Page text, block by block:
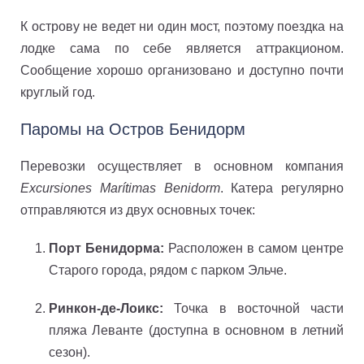
К острову не ведет ни один мост, поэтому поездка на
лодке сама по себе является аттракционом.
Сообщение хорошо организовано и доступно почти
круглый год.
Паромы на Остров Бенидорм
Перевозки осуществляет в основном компания
Excursiones Marítimas Benidorm. Катера регулярно
отправляются из двух основных точек:
Порт Бенидорма: Расположен в самом центре
Старого города, рядом с парком Эльче.
Ринкон-де-Лоикс: Точка в восточной части
пляжа Леванте (доступна в основном в летний
сезон).